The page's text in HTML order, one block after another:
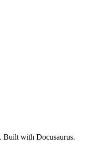
Built with Docusaurus.